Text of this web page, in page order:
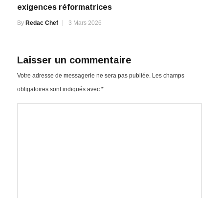
exigences réformatrices
By Redac Chef 3 Mars 2026
Laisser un commentaire
Votre adresse de messagerie ne sera pas publiée. Les champs
obligatoires sont indiqués avec *